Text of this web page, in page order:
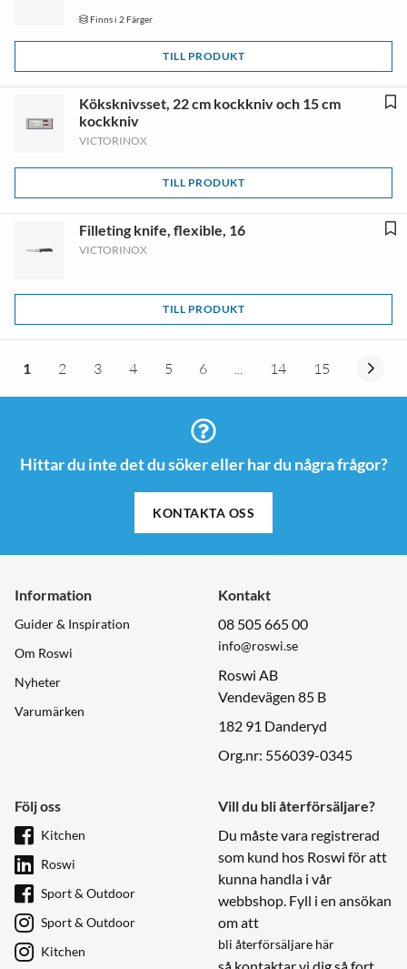
Finns i 2 Färger
TILL PRODUKT
Köksknivsset, 22 cm kockkniv och 15 cm
kockkniv
VICTORINOX
TILL PRODUKT
Filleting knife, flexible, 16
VICTORINOX
TILL PRODUKT
1 2 3 4 5 6 ... 14 15
Hittar du inte det du söker eller har du några frågor?
KONTAKTA OSS
Information
Guider & Inspiration
Om Roswi
Nyheter
Varumärken
Kontakt
08 505 665 00
info@roswi.se
Roswi AB
Vendevägen 85 B
182 91 Danderyd
Org.nr: 556039-0345
Följ oss
Kitchen
Roswi
Sport & Outdoor
Sport & Outdoor
Kitchen
Vill du bli återförsäljare?
Du måste vara registrerad
som kund hos Roswi för att
kunna handla i vår
webbshop. Fyll i en ansökan
om att
bli återförsäljare här